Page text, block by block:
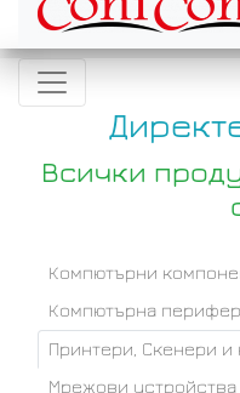
Всички
Компютърни
Компютърна
Принтери, Скенери и
Мрежови